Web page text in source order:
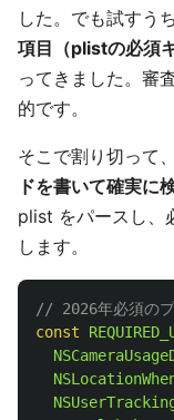
した。でも試すう
項目（plistの必須
ってきました。審
的です。
そこで割り切って、
ドを書いて確実に
plist をパースし、
します。
// 2026年必須のプ
const